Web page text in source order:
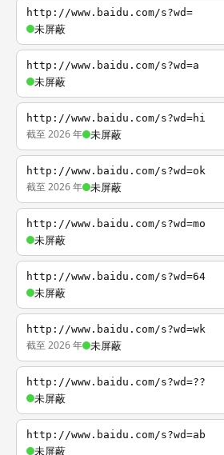
http://www.baidu.com/s?wd=
未屏蔽
http://www.baidu.com/s?wd=a
未屏蔽
http://www.baidu.com/s?wd=hi
截至 2026 年 未屏蔽
http://www.baidu.com/s?wd=ok
截至 2026 年 未屏蔽
http://www.baidu.com/s?wd=mo
未屏蔽
http://www.baidu.com/s?wd=64
未屏蔽
http://www.baidu.com/s?wd=wk
截至 2026 年 未屏蔽
http://www.baidu.com/s?wd=??
未屏蔽
http://www.baidu.com/s?wd=ab
未屏蔽